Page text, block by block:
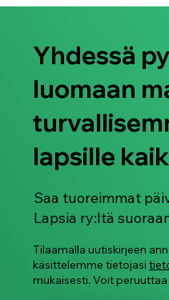
Selviytyjältä:
Yhdessä
luomaan
lapsille
Saa tuoreimmat
Lapsia ry:ltä
Tilaamalla uutiskirjeen
käsittelemme tietojasi
mukaisesti. Voit